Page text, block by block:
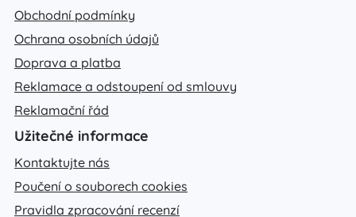
Obchodní podmínky
Ochrana osobních údajů
Doprava a platba
Reklamace a odstoupení od smlouvy
Reklamační řád
Užitečné informace
Kontaktujte nás
Poučení o souborech cookies
Pravidla zpracování recenzí